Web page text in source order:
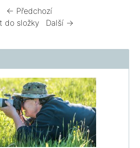
← Předchozí
do složky
Další →